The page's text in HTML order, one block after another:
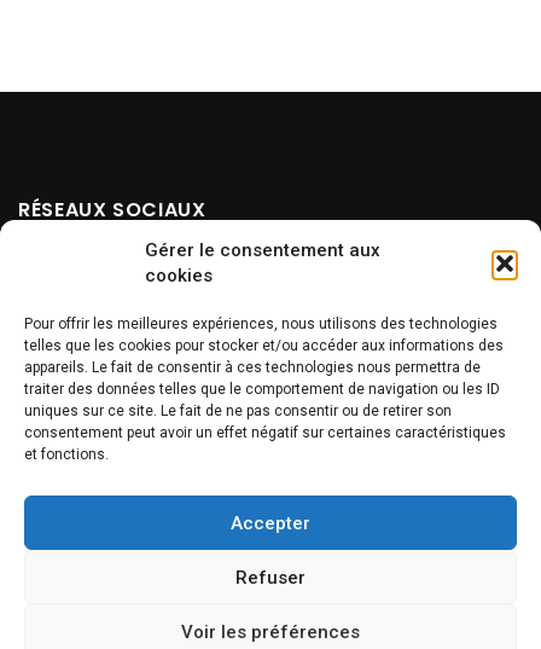
Gérer le consentement aux
cookies
Pour offrir les meilleures expériences, nous utilisons des technologies
telles que les cookies pour stocker et/ou accéder aux informations des
appareils. Le fait de consentir à ces technologies nous permettra de
traiter des données telles que le comportement de navigation ou les ID
uniques sur ce site. Le fait de ne pas consentir ou de retirer son
consentement peut avoir un effet négatif sur certaines caractéristiques
et fonctions.
Accepter
Refuser
Voir les préférences
RÉSEAUX SOCIAUX
NEWSLETTER